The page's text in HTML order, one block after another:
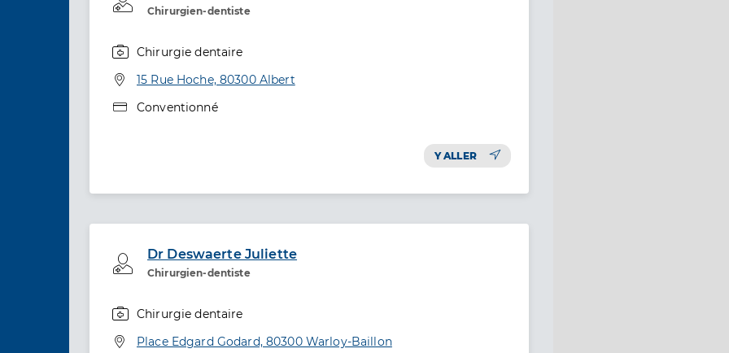
Chirurgien-dentiste
Chirurgie dentaire
Adresse
15 Rue Hoche, 80300 Albert
Type de convention
Conventionné
Y ALLER
Dr Deswaerte Juliette
Chirurgien-dentiste
Professionel de santé
Chirurgie dentaire
Adresse
Place Edgard Godard, 80300 Warloy-Baillon